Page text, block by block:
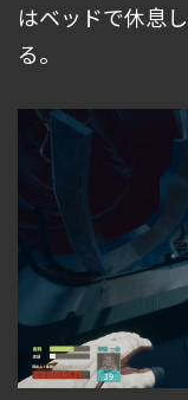
はベッドで休息
る。